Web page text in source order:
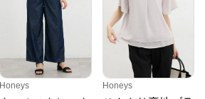
Honeys Honeys